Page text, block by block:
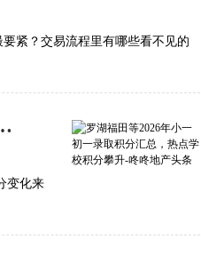
紧？交易流程里有哪些看不见的
分汇总，热点学校积分攀升
变化来